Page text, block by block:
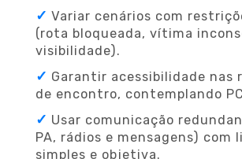
Variar cenários com
(rota bloqueada, vítima
visibilidade).
Garantir acessibilidade nas
de encontro, contemplando
Usar comunicação
PA, rádios e mensagens) com
simples e objetiva.